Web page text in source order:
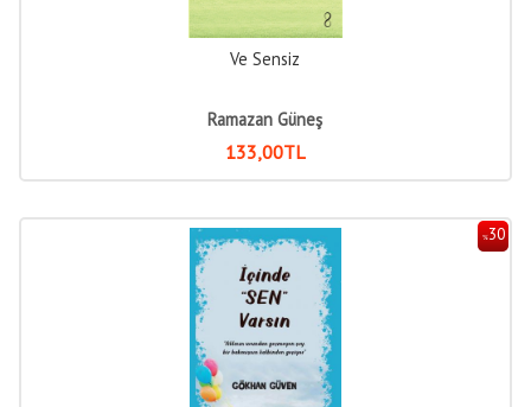
Ve Sensiz
Ramazan Güneş
133,00TL
%30